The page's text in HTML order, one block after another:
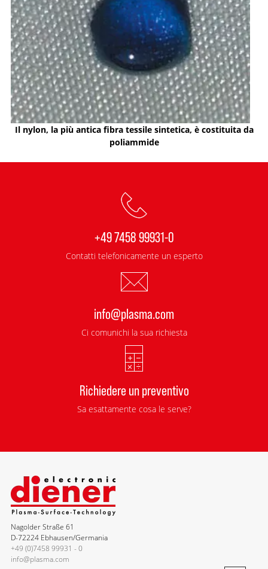
Il nylon, la più antica fibra tessile sintetica, è costituita da
poliammide
+49 7458 99931-0
Contatti telefonicamente un esperto
info@plasma.com
Ci comunichi la sua richiesta
Richiedere un preventivo
Sa esattamente cosa le serve?
Nagolder Straße 61
D-72224 Ebhausen/Germania
+49 (0)7458 99931 - 0
info@plasma.com